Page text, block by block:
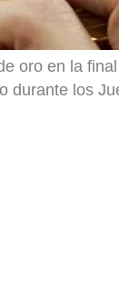
oro en la
durante los